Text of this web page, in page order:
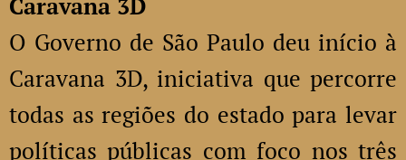
O Governo de São Paulo deu início à
Caravana 3D, iniciativa que percorre
todas as regiões do estado para levar
políticas públicas com foco nos três